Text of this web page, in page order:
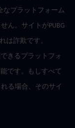
なプラットフォーム
ん。サイトがPUBG
は詐欺です。
きるプラットフォ
です。もしすべて
る場合、そのサイ